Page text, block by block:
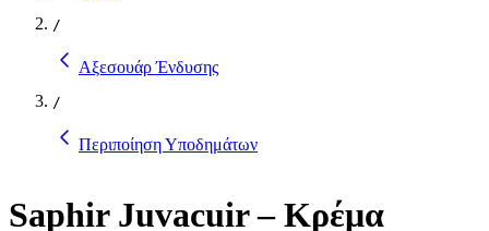
/
Αξεσουάρ Ένδυσης
/
Περιποίηση Υποδημάτων
Saphir Juvacuir – Κρέμα